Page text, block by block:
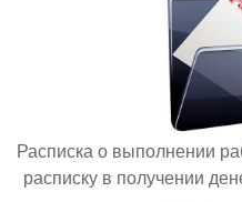
Расписка о выполнении
расписку в получении